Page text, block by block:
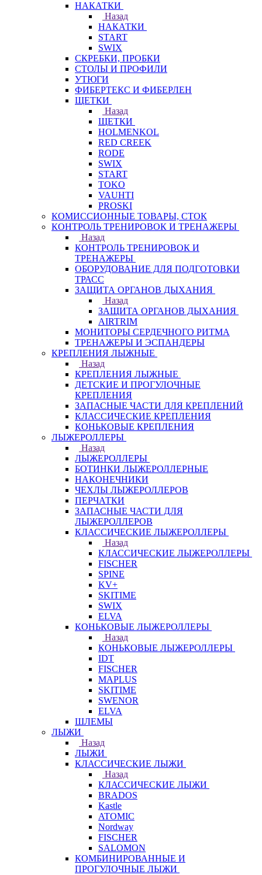
НАКАТКИ
Назад
НАКАТКИ
START
SWIX
СКРЕБКИ, ПРОБКИ
СТОЛЫ И ПРОФИЛИ
УТЮГИ
ФИБЕРТЕКС И ФИБЕРЛЕН
ЩЕТКИ
Назад
ЩЕТКИ
HOLMENKOL
RED CREEK
RODE
SWIX
START
TOKO
VAUHTI
PROSKI
КОМИССИОННЫЕ ТОВАРЫ, СТОК
КОНТРОЛЬ ТРЕНИРОВОК И ТРЕНАЖЕРЫ
Назад
КОНТРОЛЬ ТРЕНИРОВОК И
ТРЕНАЖЕРЫ
ОБОРУДОВАНИЕ ДЛЯ ПОДГОТОВКИ
ТРАСС
ЗАЩИТА ОРГАНОВ ДЫХАНИЯ
Назад
ЗАЩИТА ОРГАНОВ ДЫХАНИЯ
AIRTRIM
МОНИТОРЫ СЕРДЕЧНОГО РИТМА
ТРЕНАЖЕРЫ И ЭСПАНДЕРЫ
КРЕПЛЕНИЯ ЛЫЖНЫЕ
Назад
КРЕПЛЕНИЯ ЛЫЖНЫЕ
ДЕТСКИЕ И ПРОГУЛОЧНЫЕ
КРЕПЛЕНИЯ
ЗАПАСНЫЕ ЧАСТИ ДЛЯ КРЕПЛЕНИЙ
КЛАССИЧЕСКИЕ КРЕПЛЕНИЯ
КОНЬКОВЫЕ КРЕПЛЕНИЯ
ЛЫЖЕРОЛЛЕРЫ
Назад
ЛЫЖЕРОЛЛЕРЫ
БОТИНКИ ЛЫЖЕРОЛЛЕРНЫЕ
НАКОНЕЧНИКИ
ЧЕХЛЫ ЛЫЖЕРОЛЛЕРОВ
ПЕРЧАТКИ
ЗАПАСНЫЕ ЧАСТИ ДЛЯ
ЛЫЖЕРОЛЛЕРОВ
КЛАССИЧЕСКИЕ ЛЫЖЕРОЛЛЕРЫ
Назад
КЛАССИЧЕСКИЕ ЛЫЖЕРОЛЛЕРЫ
FISCHER
SPINE
KV+
SKITIME
SWIX
ELVA
КОНЬКОВЫЕ ЛЫЖЕРОЛЛЕРЫ
Назад
КОНЬКОВЫЕ ЛЫЖЕРОЛЛЕРЫ
IDT
FISCHER
MAPLUS
SKITIME
SWENOR
ELVA
ШЛЕМЫ
ЛЫЖИ
Назад
ЛЫЖИ
КЛАССИЧЕСКИЕ ЛЫЖИ
Назад
КЛАССИЧЕСКИЕ ЛЫЖИ
BRADOS
Kastle
ATOMIC
Nordway
FISCHER
SALOMON
КОМБИНИРОВАННЫЕ И
ПРОГУЛОЧНЫЕ ЛЫЖИ